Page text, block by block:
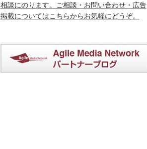
相談にのります。ご相談・お問い合わせ・広告
掲載についてはこちらからお気軽にどうぞ。